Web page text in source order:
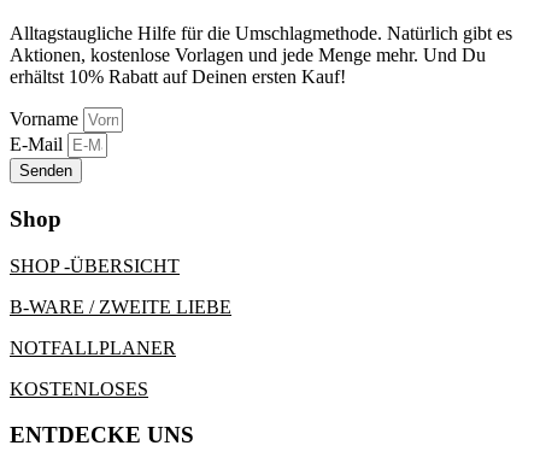
Alltagstaugliche Hilfe für die Umschlagmethode. Natürlich gibt es
Aktionen, kostenlose Vorlagen und jede Menge mehr. Und Du
erhältst 10% Rabatt auf Deinen ersten Kauf!
Vorname
E-Mail
Senden
Shop
SHOP -ÜBERSICHT
B-WARE / ZWEITE LIEBE
NOTFALLPLANER
KOSTENLOSES
ENTDECKE UNS